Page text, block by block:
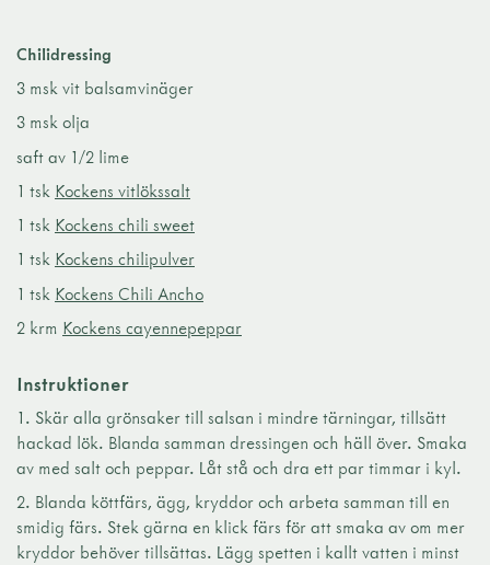
Chilidressing
3 msk vit balsamvinäger
3 msk olja
saft av 1/2 lime
1 tsk Kockens vitlökssalt
1 tsk Kockens chili sweet
1 tsk Kockens chilipulver
1 tsk Kockens Chili Ancho
2 krm Kockens cayennepeppar
Instruktioner
1. Skär alla grönsaker till salsan i mindre tärningar, tillsätt
hackad lök. Blanda samman dressingen och häll över. Smaka
av med salt och peppar. Låt stå och dra ett par timmar i kyl.
2. Blanda köttfärs, ägg, kryddor och arbeta samman till en
smidig färs. Stek gärna en klick färs för att smaka av om mer
kryddor behöver tillsättas. Lägg spetten i kallt vatten i minst